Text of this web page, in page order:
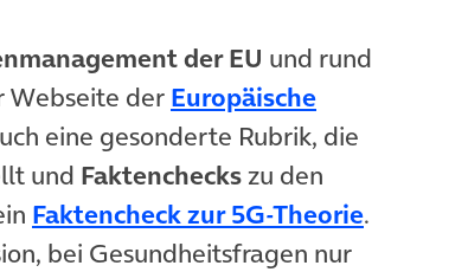
der EU und rund
neuem Tab)
der Europäische
eine gesonderte Rubrik, die
Tab)
und Faktenchecks zu den
Faktencheck zur 5G-Theorie(öffnet
.
bei Gesundheitsfragen nur